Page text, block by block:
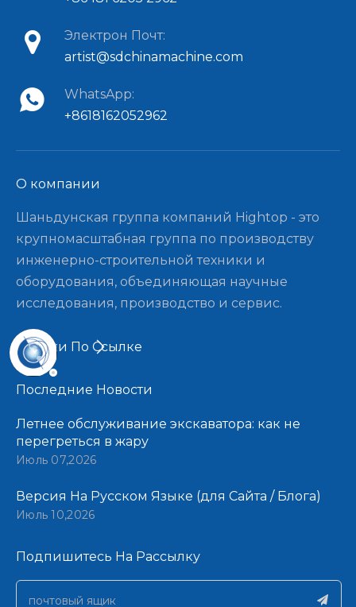
Электрон Почт:
artist@sdchinamachine.com
WhatsApp:
+8618162052962
О компании​​​​​​​
Шаньдунская группа компаний Hightop - это
крупномасштабная группа по производству
инженерно-строительной техники и
оборудования, объединяющая научные
исследования, производство и сервис.
Ссылки По Ссылке
Последние Новости​​​​​​​
Летнее обслуживание экскаватора: как не
перегреться в жару
Июль 07,2026
Версия На Русском Языке (для Сайта / Блога)
Июль 10,2026
Подпишитесь На Рассылку​​​​​​​